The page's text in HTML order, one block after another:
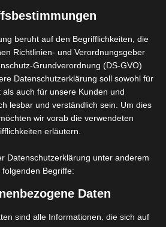
ANSEHEN
beruht auf den Begrifflichkeiten, die
Richtlinien- und Verordnungsgeber
Grundverordnung (DS-GVO)
Datenschutzerklärung soll sowohl für
als auch für unsere Kunden und
lesbar und verständlich sein. Um dies
wir vorab die verwendeten
erläutern.
Datenschutzerklärung unter anderem
folgenden Begriffe:
Daten
sind alle Informationen, die sich auf